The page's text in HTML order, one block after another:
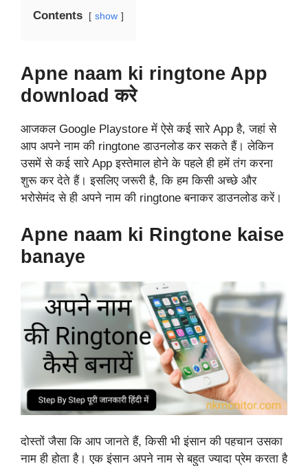
Contents show
Apne naam ki ringtone App
download करे
आजकल Google Playstore में ऐसे कई सारे App है, जहां से
आप अपने नाम की ringtone डाउनलोड कर सकते हैं। लेकिन
उसमें से कई सारे App इस्तेमाल होने के पहले ही हमें तंग करना
शुरू कर देते हैं। इसलिए जरूरी है, कि हम किसी अच्छे और
भरोसेमंद से ही अपने नाम की ringtone बनाकर डाउनलोड करें।
Apne naam ki Ringtone kaise
banaye
दोस्तों जैसा कि आप जानते हैं, किसी भी इंसान की पहचान उसका
नाम ही होता है। एक इंसान अपने नाम से बहुत ज्यादा प्रेम करता है